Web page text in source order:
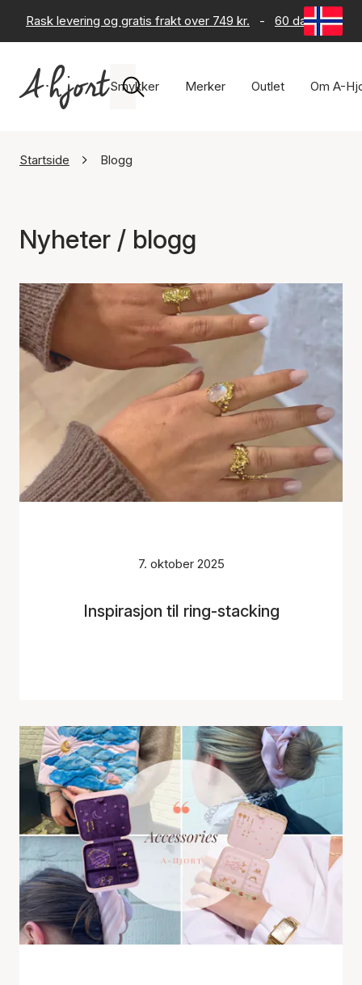
Rask levering og gratis frakt over 749 kr. - 60 dagers
Smykker Merker Outlet Om A-
Startside Blogg
Nyheter / blogg
7. oktober 2025
Inspirasjon til ring-stacking